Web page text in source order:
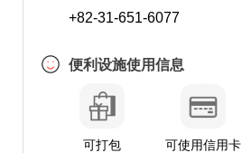
+82-31-651-6077
便利设施使用信息
可打包 可使用信用卡